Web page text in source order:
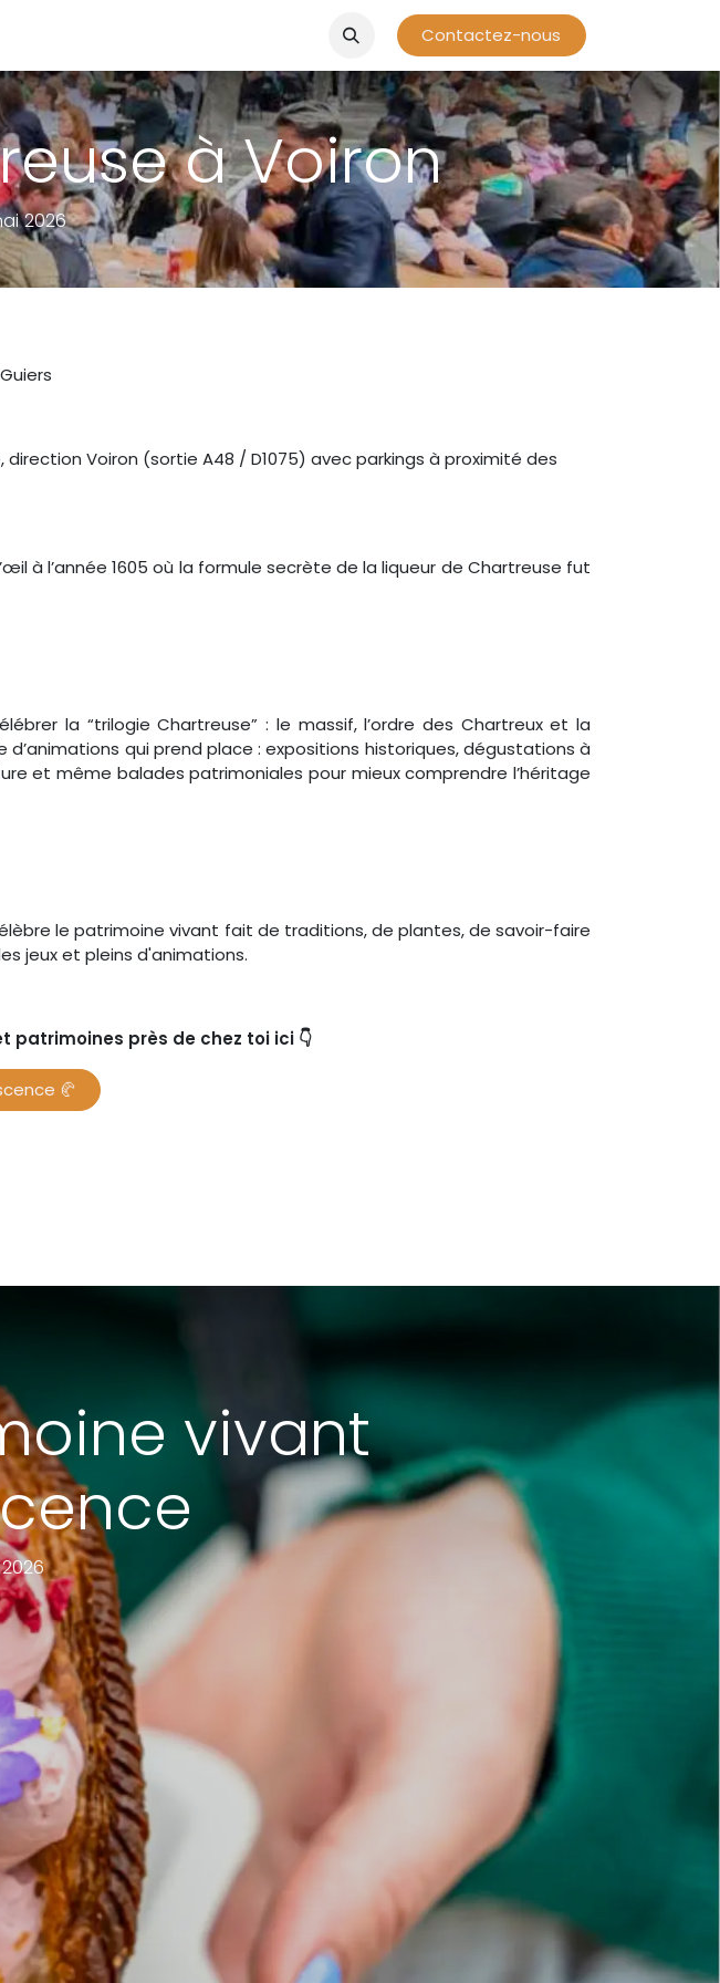
Contactez-nous
à Voiron
2026
direction Voiron (sortie A48 / D1075) avec parkings à proximité des
à l’année 1605 où la formule secrète de la liqueur de Chartreuse fut
la “trilogie Chartreuse” : le massif, l’ordre des Chartreux et la
qui prend place : expositions historiques, dégustations à
et même balades patrimoniales pour mieux comprendre l’héritage
le patrimoine vivant fait de traditions, de plantes, de savoir-faire
jeux et pleins d'animations.
patrimoines près de chez toi ici 👇
🥐
vivant